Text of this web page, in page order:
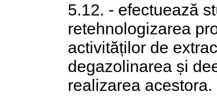
5.12. - efectuează
retehnologizarea
activităților de
degazolinarea și
realizarea acestora.